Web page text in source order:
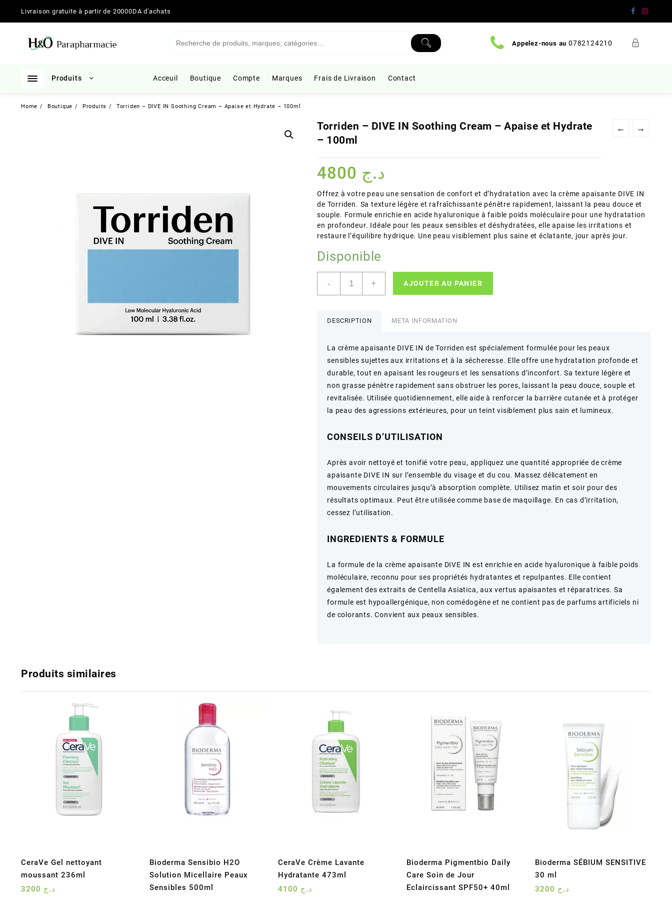
Livraison gratuite à partir de 20000DA d'achats
Appelez-nous au 0782124210
Produits Acceuil Boutique Compte Marques Frais de Livraison Contact
Home Boutique Produits Torriden – DIVE IN Soothing Cream – Apaise et Hydrate – 100ml
← →
Torriden – DIVE IN Soothing Cream – Apaise et Hydrate
– 100ml
د.ج
Offrez à votre peau une sensation de confort et d’hydratation avec la crème apaisante DIVE IN
de Torriden. Sa texture légère et rafraîchissante pénètre rapidement, laissant la peau douce et
souple. Formule enrichie en acide hyaluronique à faible poids moléculaire pour une hydratation
en profondeur. Idéale pour les peaux sensibles et déshydratées, elle apaise les irritations et
restaure l’équilibre hydrique. Une peau visiblement plus saine et éclatante, jour après jour.
Disponible
-
Torriden
DIVE
Cream
–
Apaise
–
100ml
+ AJOUTER AU PANIER
DESCRIPTION META INFORMATION
La crème apaisante DIVE IN de Torriden est spécialement formulée pour les peaux
sensibles sujettes aux irritations et à la sécheresse. Elle offre une hydratation profonde et
durable, tout en apaisant les rougeurs et les sensations d’inconfort. Sa texture légère et
non grasse pénètre rapidement sans obstruer les pores, laissant la peau douce, souple et
revitalisée. Utilisée quotidiennement, elle aide à renforcer la barrière cutanée et à protéger
la peau des agressions extérieures, pour un teint visiblement plus sain et lumineux.
CONSEILS D’UTILISATION
Après avoir nettoyé et tonifié votre peau, appliquez une quantité appropriée de crème
apaisante DIVE IN sur l’ensemble du visage et du cou. Massez délicatement en
mouvements circulaires jusqu’à absorption complète. Utilisez matin et soir pour des
résultats optimaux. Peut être utilisée comme base de maquillage. En cas d’irritation,
cessez l’utilisation.
INGREDIENTS & FORMULE
La formule de la crème apaisante DIVE IN est enrichie en acide hyaluronique à faible poids
moléculaire, reconnu pour ses propriétés hydratantes et repulpantes. Elle contient
également des extraits de Centella Asiatica, aux vertus apaisantes et réparatrices. Sa
formule est hypoallergénique, non comédogène et ne contient pas de parfums artificiels ni
de colorants. Convient aux peaux sensibles.
Produits similaires
CeraVe Gel nettoyant
moussant 236ml
د.ج
Bioderma Sensibio H2O
Solution Micellaire Peaux
Sensibles 500ml
CeraVe Crème Lavante
Hydratante 473ml
د.ج
Bioderma Pigmentbio Daily
Care Soin de Jour
Eclaircissant SPF50+ 40ml
Bioderma SÉBIUM SENSITIVE
30 ml
د.ج